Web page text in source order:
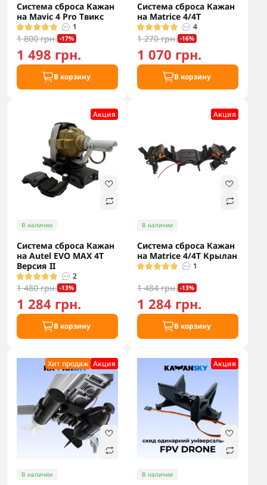
Система сброса Кажан
на Mavic 4 Pro Твикс
1
1 800 грн. -17%
1 498 грн.
В корзину
Система сброса Кажан
на Matrice 4/4T
4
1 270 грн. -16%
1 070 грн.
В корзину
Акция
В наличии
Система сброса Кажан
на Autel EVO MAX 4T
Версия II
2
1 480 грн. -13%
1 284 грн.
В корзину
Акция
В наличии
Система сброса Кажан
на Matrice 4/4T Крылан
1
1 484 грн. -13%
1 284 грн.
В корзину
Хит продаж Акция
В наличии
Акция
В наличии